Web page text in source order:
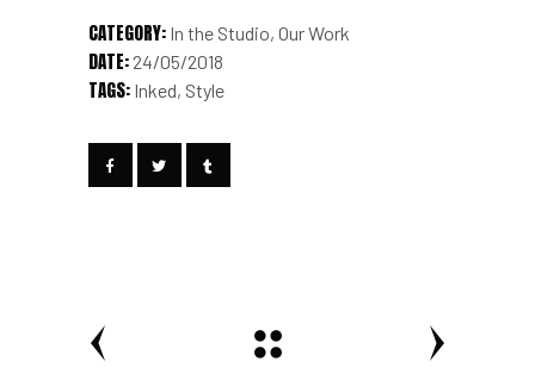
CATEGORY: In the Studio Our Work
DATE: 24/05/2018
TAGS: Inked Style